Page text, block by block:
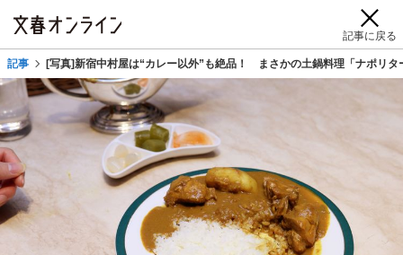
記事に戻る
記事 [写真]新宿中村屋は“カレー以外”も絶品！ まさかの土鍋料理「ナポリタ